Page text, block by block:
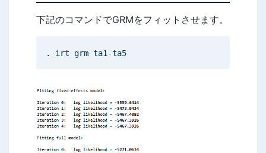
下記のコマンドでGRMをフィットさせます。
. irt grm ta1-ta5